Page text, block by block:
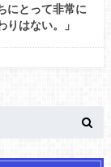
にとって非常に
りはない。」